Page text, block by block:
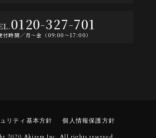
0120-327-701
付時間／月〜金（09:00〜17:00）
リティ基本方針 個人情報保護方針